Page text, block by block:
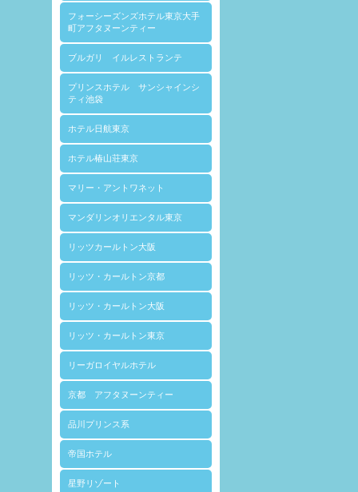
フォーシーズンズホテル東京大手
町アフタヌーンティー
ブルガリ イルレストランテ
プリンスホテル サンシャインシ
ティ池袋
ホテル日航東京
ホテル椿山荘東京
マリー・アントワネット
マンダリンオリエンタル東京
リッツカールトン大阪
リッツ・カールトン京都
リッツ・カールトン大阪
リッツ・カールトン東京
リーガロイヤルホテル
京都 アフタヌーンティー
品川プリンス系
帝国ホテル
星野リゾート